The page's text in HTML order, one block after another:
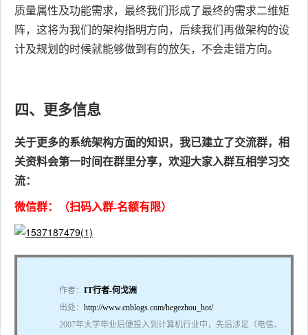
质量属性及功能需求，最终我们形成了最终的需求二维矩
阵，这将为我们的架构指明方向，后续我们再做架构的设
计及规划的时候就能够做到有的放矢，不会走错方向。
四、更多信息
关于更多的系统架构方面的知识，我已建立了交流群，相
关资料会第一时间在群里分享，欢迎大家入群互相学习交
流：
微信群：（扫码入群-名额有限）
作者： IT行者-何戈洲
出处： http://www.cnblogs.com/hegezhou_hot/
2007年大学毕业后便投入到计算机行业中，先后涉足（电信、